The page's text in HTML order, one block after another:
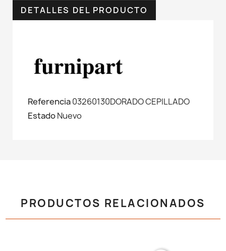
DETALLES DEL PRODUCTO
Referencia03260130DORADO CEPILLADO
EstadoNuevo
PRODUCTOS RELACIONADOS